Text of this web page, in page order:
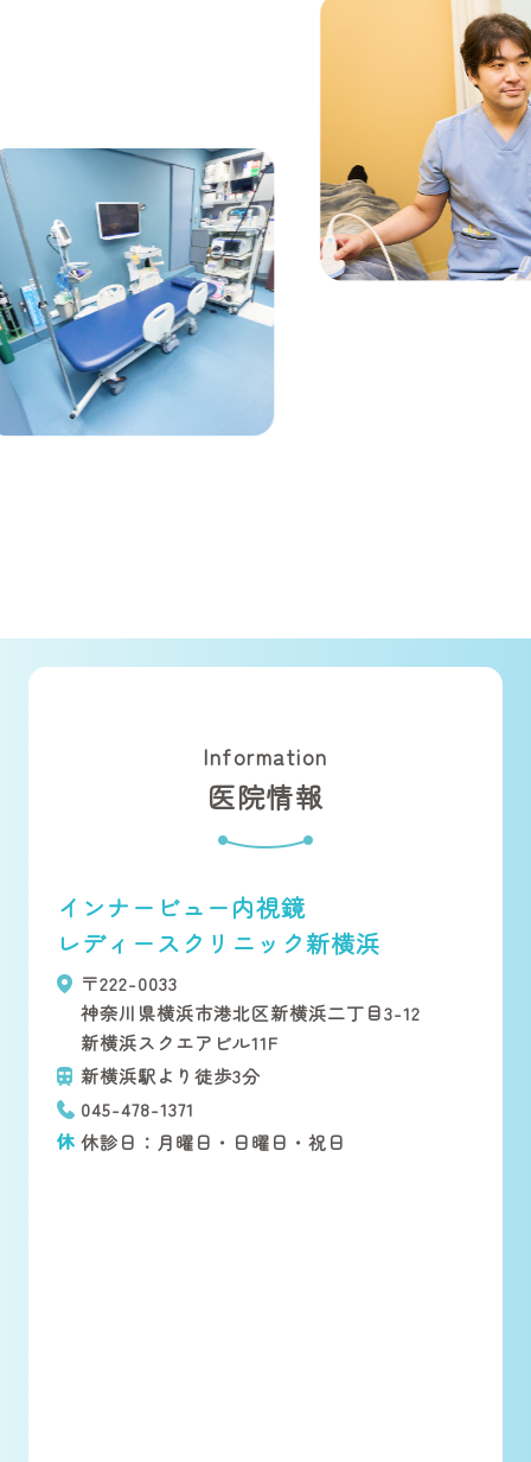
Information
医院情報
インナービュー内視鏡
レディースクリニック新横浜
〒222-0033
神奈川県横浜市港北区新横浜二丁目3-12
新横浜スクエアビル11F
新横浜駅より徒歩3分
045-478-1371
休診日：月曜日・日曜日・祝日